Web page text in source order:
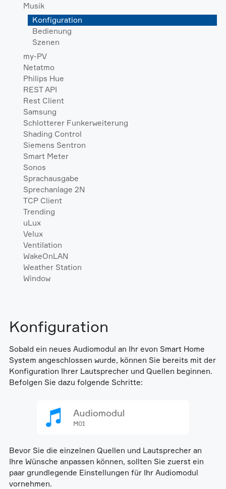
Musik
Konfiguration
Bedienung
Szenen
my-PV
Netatmo
Philips Hue
REST API
Rest Client
Samsung
Schlotterer Funkerweiterung
Shading Control
Siemens Sentron
Smart Meter
Sonos
Sprachausgabe
Sprechanlage 2N
TCP Client
Trending
uLux
Velux
Ventilation
WakeOnLAN
Weather Station
Window
Konfiguration
Sobald ein neues Audiomodul an Ihr evon Smart Home
System angeschlossen wurde, können Sie bereits mit der
Konfiguration Ihrer Lautsprecher und Quellen beginnen.
Befolgen Sie dazu folgende Schritte:
Bevor Sie die einzelnen Quellen und Lautsprecher an
Ihre Wünsche anpassen können, sollten Sie zuerst ein
paar grundlegende Einstellungen für Ihr Audiomodul
vornehmen.